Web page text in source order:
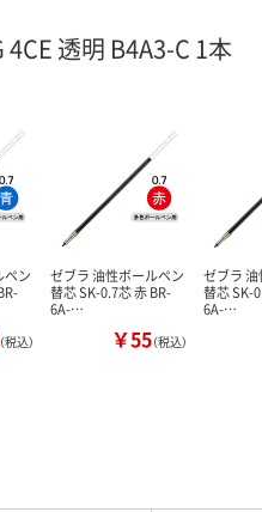
透明 B4A3-C 1本
ペン
（税込）
ゼブラ 油性ボールペン
替芯 SK-0.7芯 赤 BR-
6A-…
￥55（税込）
ゼブラ
替芯 SK-
6A-…